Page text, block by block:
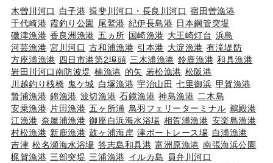
木曽川河口 白子港 揖斐川河口・長良川河口 宿田曽漁港
千代崎港 霞釣り公園 尾鷲港 紀伊長島港 日本鋼管突堤
磯津漁港 香良洲漁港 五ヵ所 国崎漁港 大王崎灯台 浜島
河芸漁港 宮川河口 古和浦漁港 引本港 大淀漁港 有滝堤防
方座浦漁港 四日市港第2埠頭 三木浦漁港 鈴鹿漁港 和具漁港
岩田川河口南防波堤 楠漁港 的矢 若松漁港 松阪港
川越釣り桟橋 鬼ケ城 白塚漁港 宇治山田 七里御浜 甲賀漁港
贄浦漁港 錦漁港 波切漁港 石鏡漁港 神島漁港 二木島
安乗漁港 片田漁港 五ヶ所浦 鳥羽フェリーターミナル 鵜殿港
江漁港 奈屋浦漁港 御座白浜海水浴場 相賀浦漁港 安楽島漁港
村松漁港 新鹿漁港 鼓ヶ浦海岸 津ボートレース場 白浦漁港
吉津 松名瀬海水浴場 答志島和具港 富洲原漁港 南張海浜公園
梶賀漁港 三部突堤 三浦漁港 イルカ島
員弁川河口